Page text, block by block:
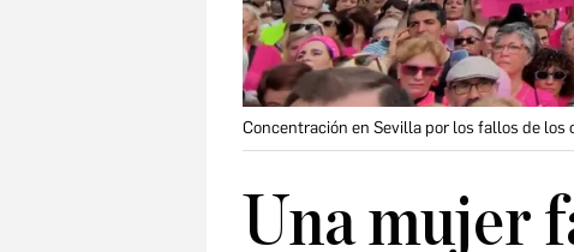
Concentración en Sevilla por los fallos de
Una mujer